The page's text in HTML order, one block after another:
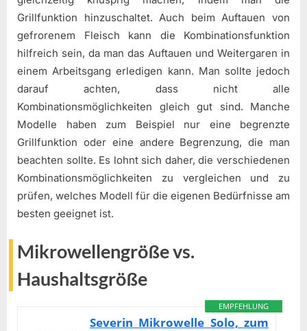
Grillfunktion hinzuschaltet. Auch beim Auftauen von
gefrorenem Fleisch kann die Kombinationsfunktion
hilfreich sein, da man das Auftauen und Weitergaren in
einem Arbeitsgang erledigen kann. Man sollte jedoch
darauf achten, dass nicht alle
Kombinationsmöglichkeiten gleich gut sind. Manche
Modelle haben zum Beispiel nur eine begrenzte
Grillfunktion oder eine andere Begrenzung, die man
beachten sollte. Es lohnt sich daher, die verschiedenen
Kombinationsmöglichkeiten zu vergleichen und zu
prüfen, welches Modell für die eigenen Bedürfnisse am
besten geeignet ist.
Mikrowellengröße vs.
Haushaltsgröße
EMPFEHLUNG
Severin Mikrowelle Solo, zum